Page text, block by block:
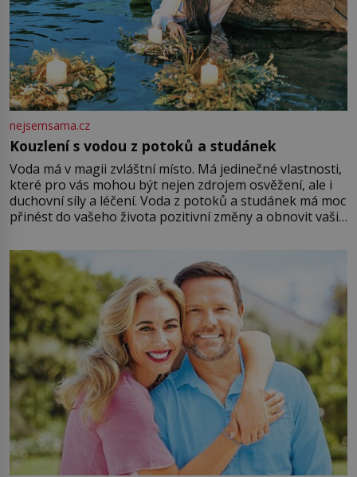
nejsemsama.cz
Kouzlení s vodou z potoků a studánek
Voda má v magii zvláštní místo. Má jedinečné vlastnosti,
které pro vás mohou být nejen zdrojem osvěžení, ale i
duchovní síly a léčení. Voda z potoků a studánek má moc
přinést do vašeho života pozitivní změny a obnovit vaši
můžete obohatit své rituály a přinést do svého života
větší harmonii a klid. Je důležité